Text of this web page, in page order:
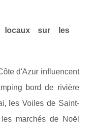
locaux sur les
d'Azur influencent
bord de rivière
les Voiles de Saint-
marchés de Noël